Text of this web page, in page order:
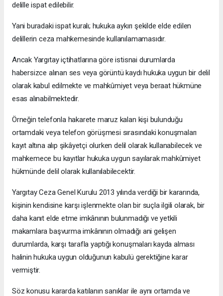
delille ispat edilebilir.
Yani buradaki ispat kuralı; hukuka aykırı şekilde elde edilen
delillerin ceza mahkemesinde kullanılamamasıdır.
Ancak Yargıtay içtihatlarına göre istisnai durumlarda
habersizce alınan ses veya görüntü kaydı hukuka uygun bir delil
olarak kabul edilmekte ve mahkûmiyet veya beraat hükmüne
esas alınabilmektedir.
Örneğin telefonla hakarete maruz kalan kişi bulunduğu
ortamdaki veya telefon görüşmesi sırasındaki konuşmaları
kayıt altına alıp şikâyetçi olurken delil olarak kullanabilecek ve
mahkemece bu kayıtlar hukuka uygun sayılarak mahkûmiyet
hükmünde delil olarak kullanılabilecektir.
Yargıtay Ceza Genel Kurulu 2013 yılında verdiği bir kararında,
kişinin kendisine karşı işlenmekte olan bir suçla ilgili olarak, bir
daha kanıt elde etme imkânının bulunmadığı ve yetkili
makamlara başvurma imkânının olmadığı ani gelişen
durumlarda, karşı tarafla yaptığı konuşmaları kayda alması
halinin hukuka uygun olduğunun kabulü gerektiğine karar
vermiştir.
Söz konusu kararda katılanın sanıklar ile aynı ortamda ve